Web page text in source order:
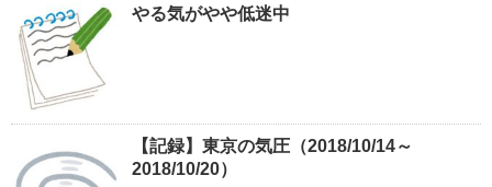
やる気がやや低迷中
【記録】東京の気圧（2018/10/14～
2018/10/20）